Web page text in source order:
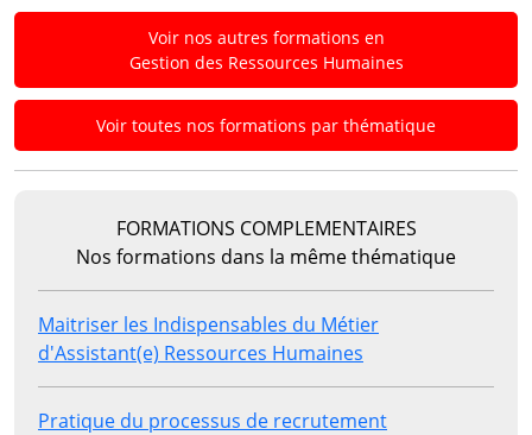
Voir nos autres formations en
Gestion des Ressources Humaines
Voir toutes nos formations par thématique
FORMATIONS COMPLEMENTAIRES
Nos formations dans la même thématique
Maitriser les Indispensables du Métier
d'Assistant(e) Ressources Humaines
Pratique du processus de recrutement